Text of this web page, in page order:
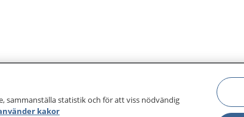
sammanställa statistik och för att viss nödvändig
kakor